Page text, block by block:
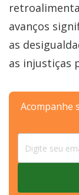
avanços
as
as injustiças
Acompanhe